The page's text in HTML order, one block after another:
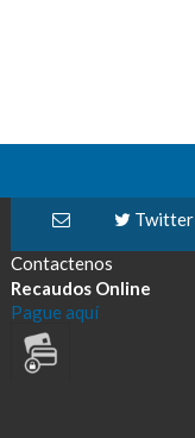
Contactenos
Twitter
Recaudos Online
Pague aquí